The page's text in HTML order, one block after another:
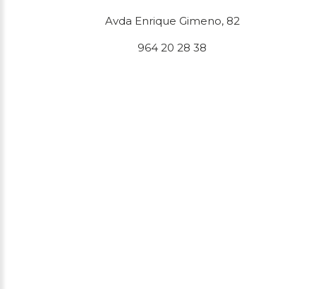
Avda Enrique Gimeno, 82
964 20 28 38